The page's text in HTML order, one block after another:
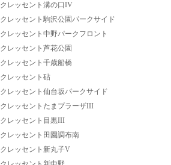
クレッセント溝の口IV
クレッセント駒沢公園パークサイド
クレッセント中野パークフロント
クレッセント芦花公園
クレッセント千歳船橋
クレッセント砧
クレッセント仙台坂パークサイド
クレッセントたまプラーザIII
クレッセント目黒III
クレッセント田園調布南
クレッセント新丸子V